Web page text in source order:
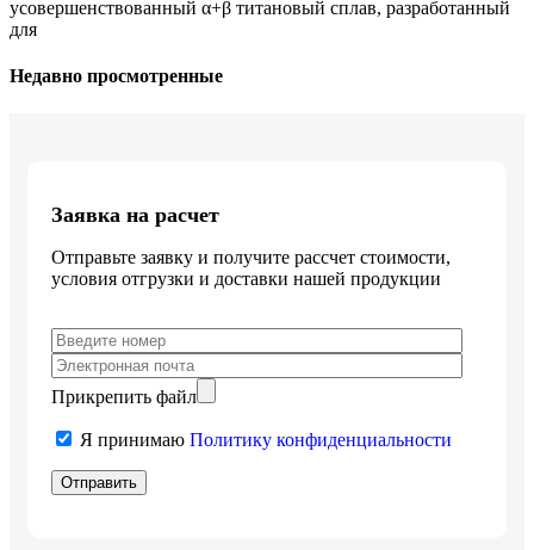
усовершенствованный α+β титановый сплав, разработанный
для
Недавно просмотренные
Заявка на расчет
Отправьте заявку и получите рассчет стоимости,
условия отгрузки и доставки нашей продукции
Прикрепить файл
Я принимаю Политику конфиденциальности